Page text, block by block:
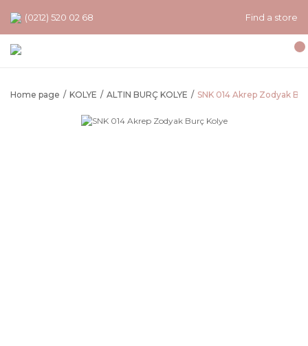
(0212) 520 02 68 Find a store
Home page KOLYE ALTIN BURÇ KOLYE SNK 014 Akrep Zodyak